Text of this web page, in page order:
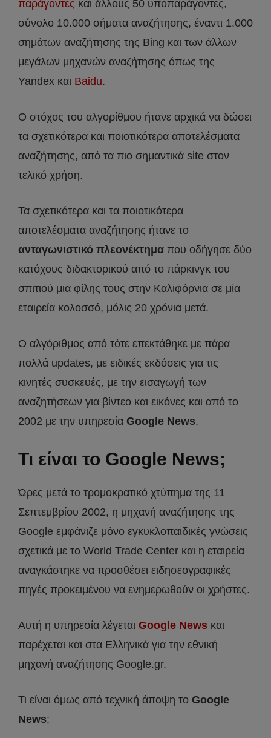
παράγοντες και άλλους 50 υποπαράγοντες,
σύνολο 10.000 σήματα αναζήτησης, έναντι 1.000
σημάτων αναζήτησης της Bing και των άλλων
μεγάλων μηχανών αναζήτησης όπως της
Yandex και Baidu.
Ο στόχος του αλγορίθμου ήτανε αρχικά να δώσει
τα σχετικότερα και ποιοτικότερα αποτελέσματα
αναζήτησης, από τα πιο σημαντικά site στον
τελικό χρήση.
Τα σχετικότερα και τα ποιοτικότερα
αποτελέσματα αναζήτησης ήτανε το
ανταγωνιστικό πλεονέκτημα που οδήγησε δύο
κατόχους διδακτορικού από το πάρκινγκ του
σπιτιού μια φίλης τους στην Καλιφόρνια σε μία
εταιρεία κολοσσό, μόλις 20 χρόνια μετά.
Ο αλγόριθμος από τότε επεκτάθηκε με πάρα
πολλά updates, με ειδικές εκδόσεις για τις
κινητές συσκευές, με την εισαγωγή των
αναζητήσεων για βίντεο και εικόνες και από το
2002 με την υπηρεσία Google News.
Τι είναι το Google News;
Ώρες μετά το τρομοκρατικό χτύπημα της 11
Σεπτεμβρίου 2002, η μηχανή αναζήτησης της
Google εμφάνιζε μόνο εγκυκλοπαιδικές γνώσεις
σχετικά με το World Trade Center και η εταιρεία
αναγκάστηκε να προσθέσει ειδησεογραφικές
πηγές προκειμένου να ενημερωθούν οι χρήστες.
Αυτή η υπηρεσία λέγεται Google News και
παρέχεται και στα Ελληνικά για την εθνική
μηχανή αναζήτησης Google.gr.
Τι είναι όμως από τεχνική άποψη το Google
News;